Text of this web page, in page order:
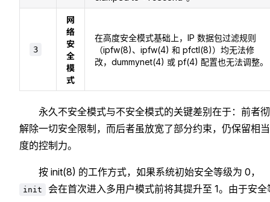
3
网
络
安
全
模
式
在高度安全模式基础上，IP 数据包过滤规则
（ipfw(8)、ipfw(4) 和 pfctl(8)）均无法修
改，dummynet(4) 或 pf(4) 配置也无法调整。
永久不安全模式与不安全模式的关键差别在于：前者
解除一切安全限制，而后者虽放宽了部分约束，仍保留相
度的控制力。
按 init(8) 的工作方式，如果系统初始安全等级为 0，
init
会在首次进入多用户模式前将其提升至 1。由于安全